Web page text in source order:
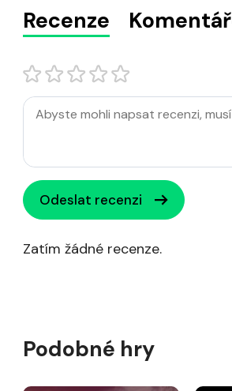
Recenze
Odeslat recenzi
Zatím žádné recenze.
Podobné hry